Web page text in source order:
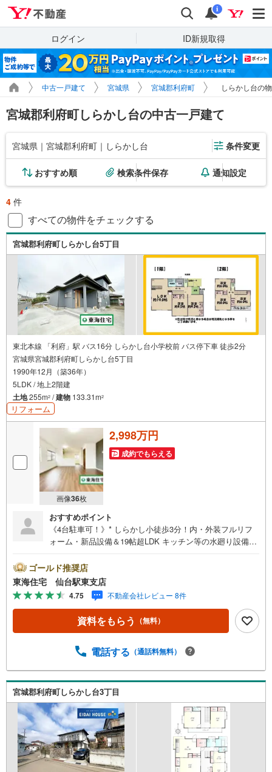
検索 通知
i
ログイン ID新規取得
中古一戸建て 宮城県 宮城郡利府町 しらかし台の
宮城郡利府町しらかし台の中古一戸建て
宮城県｜宮城郡利府町｜しらかし台 条件変更
おすすめ順 検索条件保存 通知設定
4 件
すべての物件をチェックする
宮城郡利府町しらかし台5丁目
東北本線 「利府」駅 バス16分 しらかし台小学校前 バス停下車 徒歩2分
宮城県宮城郡利府町しらかし台5丁目
1990年12月（築36年）
5LDK / 地上2階建
土地255m2 /建物 133.31m2
リフォーム
画像36枚
2,998万円
成約でもらえる
おすすめポイント
《4台駐車可！》* しらかし小徒歩3分！内・外装フルリフ
ォーム・新品設備＆19帖超LDK キッチン等の水廻り設備は
設・お子様喜ぶ広いお庭 * 未掲載物件のご提案・ご案内も
可能です * アピールポイント *■内・外装フルリフォームの
お家のため、ご入居がスムーズ ■ダイニングテーブルやソ
ファの配置もスムーズな19帖超LDK！■趣味部屋やリモート
ワーク部屋もご用意可能な広々5LDK ■お洋服をキレイな状
態で収納可能な全室クローゼット付き！■お子様も安心して
*・しらかし台小学校:徒歩3分・しらかし台中学校:徒歩15
5分 お問い合わせについて *・当日のご予約も承っておりま
す！お気軽にお電話下さい！・来社はもちろん、メールで
のご相談、資料請求も大歓迎です ⇒お電話に抵抗がある方
も安心してお問い合わせください
ゴールド推奨店
東海住宅 仙台駅東支店
4.75 不動産会社レビュー 8件
資料をもらう （無料）
電話する （通話料無料）
宮城郡利府町しらかし台3丁目